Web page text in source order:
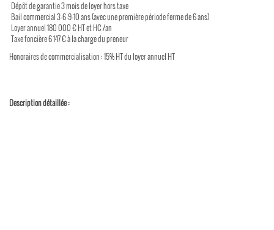
Dépôt de ga­ran­tie 3 mois de loyer hors taxe
Bail com­mer­cial 3-6-9-10 ans (avec une pre­mière pé­riode ferme de 6 ans)
Loyer an­nuel 180 000 € HT et HC /an
Taxe fon­cière 6 147 € à la charge du pre­neur
Ho­no­raires de com­mer­cia­li­sa­tion : 15% HT du loyer an­nuel HT
Des­crip­tion dé­taillée :